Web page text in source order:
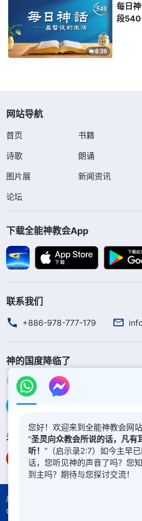
8:36
每日
段540
网站导航
首页 书籍
诗歌
朗诵
图片展
新闻资讯
论坛
下载全能神教会App
联系我们
+886-978-777-179
神的国度降临了
神的国度已经降临在人间！你想进入神的国
通过Messenger联系我们
关注我们
严正声明
Cookie声明
您好！欢迎来到全能神教会网
“圣灵向众教会所说的话，凡有
听！ ”（启示录2:7）如今主早
话，您听见神的声音了吗？您
到主吗？期待与您探讨交流！